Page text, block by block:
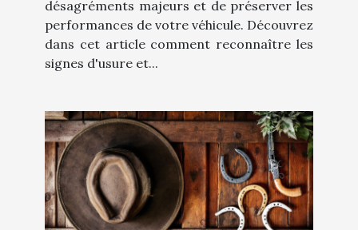
désagréments majeurs et de préserver les
performances de votre véhicule. Découvrez
dans cet article comment reconnaître les
signes d'usure et...